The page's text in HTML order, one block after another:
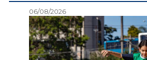
06/08/2026